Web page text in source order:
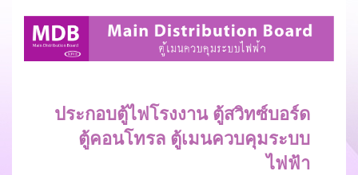
ประกอบตู้ไฟโรงงาน ตู้สวิทซ์บอร์ด
ตู้คอนโทรล ตู้เมนควบคุมระบบ
ไฟฟ้า